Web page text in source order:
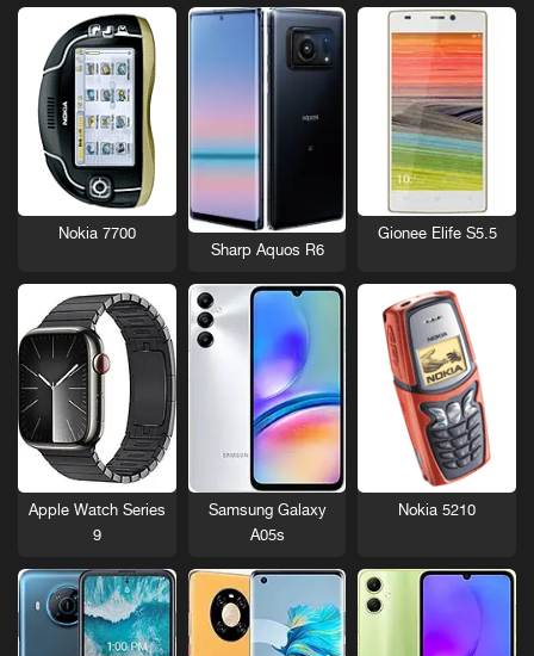
Gionee Elife S5.5
Sharp Aquos R6
Nokia 7700
Nokia 5210
Samsung Galaxy
A05s
Apple Watch Series
9